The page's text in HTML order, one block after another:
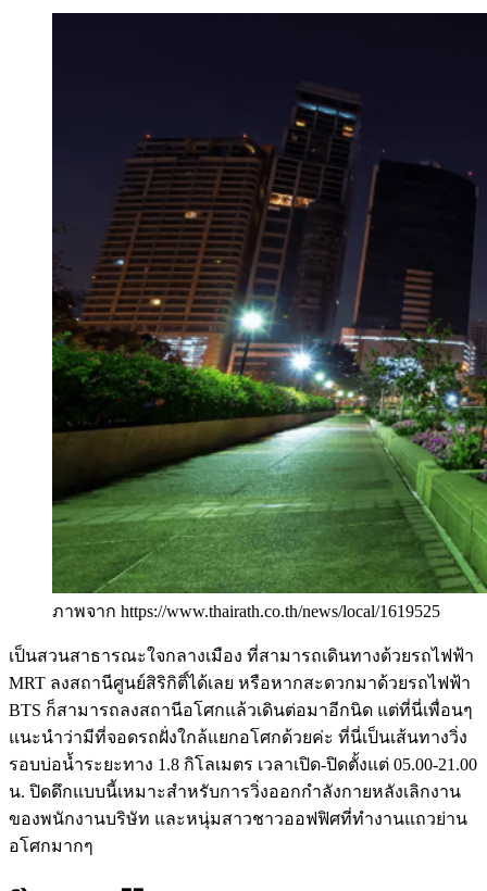
ภาพจาก https://www.thairath.co.th/news/local/1619525
เป็นสวนสาธารณะใจกลางเมือง ที่สามารถเดินทางด้วยรถไฟฟ้า
MRT ลงสถานีศูนย์สิริกิติ์ได้เลย หรือหากสะดวกมาด้วยรถไฟฟ้า
BTS ก็สามารถลงสถานีอโศกแล้วเดินต่อมาอีกนิด แต่ที่นี่เพื่อนๆ
แนะนำว่ามีที่จอดรถฝั่งใกล้แยกอโศกด้วยค่ะ ที่นี่เป็นเส้นทางวิ่ง
รอบบ่อน้ำระยะทาง 1.8 กิโลเมตร เวลาเปิด-ปิดตั้งแต่ 05.00-21.00
น. ปิดดึกแบบนี้เหมาะสำหรับการวิ่งออกกำลังกายหลังเลิกงาน
ของพนักงานบริษัท และหนุ่มสาวชาวออฟฟิศที่ทำงานแถวย่าน
อโศกมากๆ